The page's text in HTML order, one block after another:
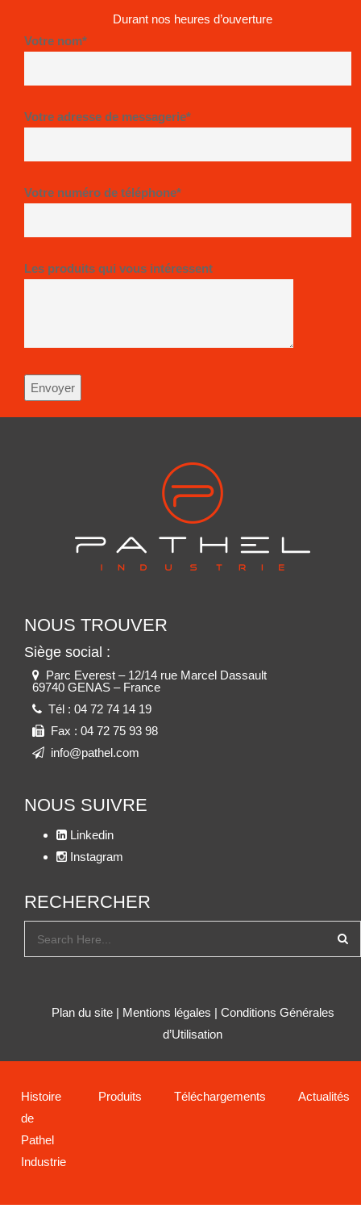
Durant nos heures d’ouverture
Votre nom*
Votre adresse de messagerie*
Votre numéro de téléphone*
Les produits qui vous intéressent
NOUS TROUVER
Siège social :
Parc Everest – 12/14 rue Marcel Dassault
69740 GENAS – France
Tél : 04 72 74 14 19
Fax : 04 72 75 93 98
info@pathel.com
NOUS SUIVRE
Linkedin
Instagram
RECHERCHER
Plan du site| Mentions légales | Conditions Générales
d’Utilisation
Histoire
de
Pathel
Industrie
Produits Téléchargements Actualités